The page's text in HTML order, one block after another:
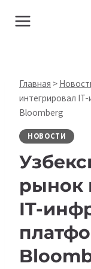
Главная >
интегрировал
Bloomberg
НОВОСТИ
рынок
IT-